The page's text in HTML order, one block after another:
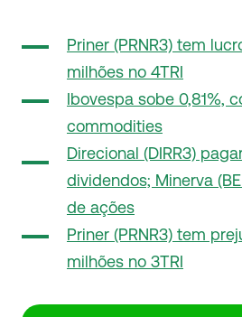
Priner (PRNR3) tem
milhões no 4TRI
Ibovespa sobe 0,81%,
commodities
Direcional (DIRR3)
dividendos; Minerva
de ações
Priner (PRNR3) tem
milhões no 3TRI